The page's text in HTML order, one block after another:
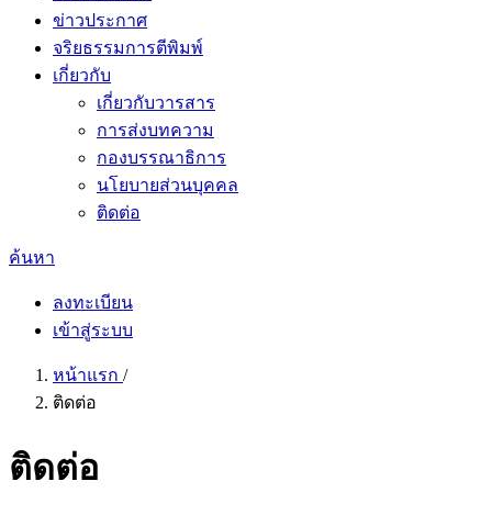
ข่าวประกาศ
จริยธรรมการตีพิมพ์
เกี่ยวกับ
เกี่ยวกับวารสาร
การส่งบทความ
กองบรรณาธิการ
นโยบายส่วนบุคคล
ติดต่อ
ค้นหา
ลงทะเบียน
เข้าสู่ระบบ
หน้าแรก /
ติดต่อ
ติดต่อ